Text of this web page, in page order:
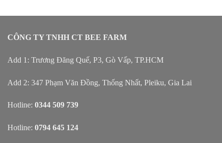
CÔNG TY TNHH CT BEE FARM
Add 1: Trương Đăng Quế, P3, Gò Vấp, TP.HCM
Add 2: 347 Phạm Văn Đồng, Thống Nhất, Pleiku, Gia Lai
Hotline: 0344 509 739
Hotline: 0794 645 124